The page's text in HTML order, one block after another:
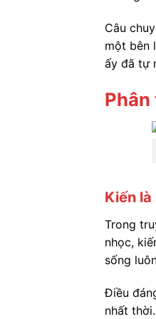
Câu
một bên
ấy đã tự
Kiến
Trong
nhọc,
sống
Điều
nhất